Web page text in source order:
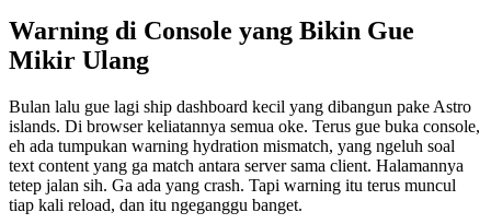
Warning di Console yang Bikin Gue
Mikir Ulang
Bulan lalu gue lagi ship dashboard kecil yang dibangun pake Astro
islands. Di browser keliatannya semua oke. Terus gue buka console,
eh ada tumpukan warning hydration mismatch, yang ngeluh soal
text content yang ga match antara server sama client. Halamannya
tetep jalan sih. Ga ada yang crash. Tapi warning itu terus muncul
tiap kali reload, dan itu ngeganggu banget.